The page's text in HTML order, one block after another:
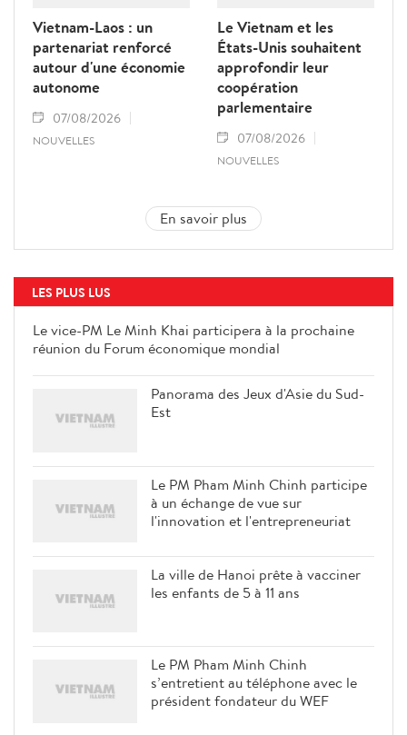
Vietnam-Laos : un
partenariat renforcé
autour d'une économie
autonome
07/08/2026
NOUVELLES
Le Vietnam et les
États-Unis souhaitent
approfondir leur
coopération
parlementaire
07/08/2026
NOUVELLES
En savoir plus
LES PLUS LUS
Le vice-PM Le Minh Khai
participera à la prochaine réunion
Le PM Pham Minh Chinh participe
à un échange de vue sur
l'innovation et l'entrepreneuriat
Le PM Pham Minh Chinh
s’entretient au téléphone avec le